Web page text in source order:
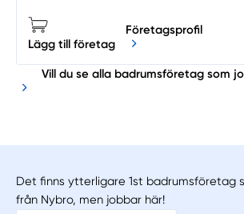
Lägg till företag
Företagsprofil
Vill du se alla badrumsföretag som
Det finns ytterligare 1st badrumsföretag
från Nybro, men jobbar här!